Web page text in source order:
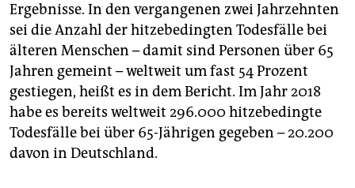
Ergebnisse. In den vergangenen zwei Jahrzehnten
sei die Anzahl der hitzebedingten Todesfälle bei
älteren Menschen – damit sind Personen über 65
Jahren gemeint – weltweit um fast 54 Prozent
gestiegen, heißt es in dem Bericht. Im Jahr 2018
habe es bereits weltweit 296.000 hitzebedingte
Todesfälle bei über 65-Jährigen gegeben – 20.200
davon in Deutschland.